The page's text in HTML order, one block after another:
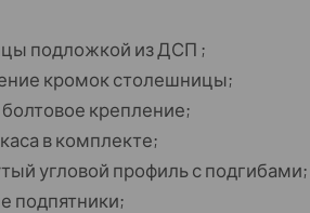
подложкой из ДСП ;
кромок столешницы;
крепление;
в комплекте;
угловой профиль с подгибами;
подпятники;